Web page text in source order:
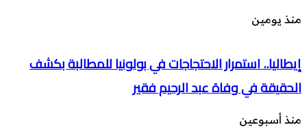
منذ يومين
إيطاليا.. استمرار الاحتجاجات في بولونيا للمطالبة بكشف
الحقيقة في وفاة عبد الرحيم فقير
منذ أسبوعين